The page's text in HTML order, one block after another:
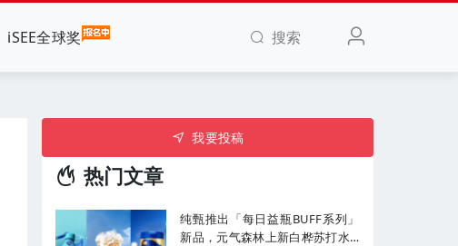
iSEE全球奖 搜索
我要投稿
热门文章
纯甄推出「每日益瓶BUFF系列」
新品，元气森林上新白桦苏打水...